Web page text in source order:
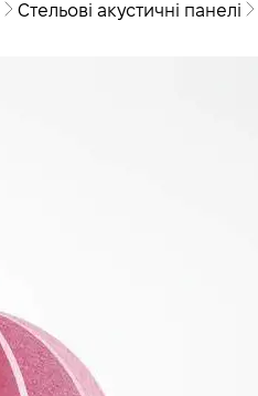
Стельові акустичні панелі